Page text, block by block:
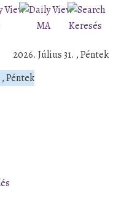
MA Keresés
2026. Július 31. , Péntek
Péntek